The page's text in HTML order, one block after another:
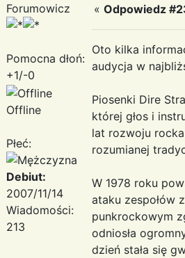
Forumowicz
Pomocna dłoń:
+1/-0
Offline
Płeć:
Debiut:
2007/11/14
Wiadomości:
213
« Odpowiedz
Oto kilka
audycja w
Piosenki Dire
której głos i
lat rozwoju
rozumianej
W 1978 roku
ataku zespołów
punkrockowym
odniosła
dzień stała się